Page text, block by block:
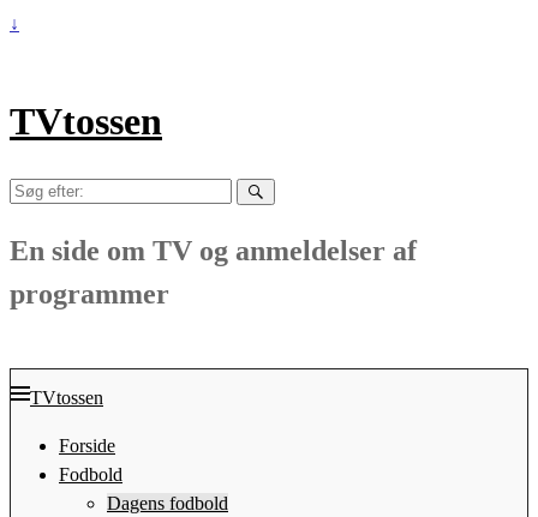
↓
TVtossen
Søg
En side om TV og anmeldelser af
programmer
TVtossen
Forside
Fodbold
Dagens fodbold